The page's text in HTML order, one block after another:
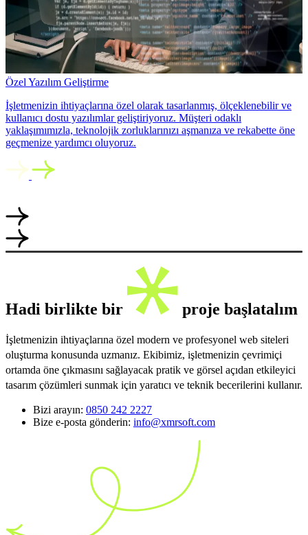
Özel Yazılım Geliştirme
İşletmenizin ihtiyaçlarına özel olarak tasarlanmış, ölçeklenebilir ve
kullanıcı dostu yazılımlar geliştiriyoruz. Müşteri odaklı
yaklaşımımızla, teknolojik zorluklarınızı aşmanıza ve rekabette öne
geçmenize yardımcı oluyoruz.
Hadi birlikte bir proje başlatalım
İşletmenizin ihtiyaçlarına özel modern ve profesyonel web siteleri
oluşturma konusunda uzmanız. Ekibimiz, işletmenizin çevrimiçi
ortamda öne çıkmasını sağlayacak pratik ve görsel açıdan etkileyici
tasarım çözümleri sunmak için yaratıcı ve teknik becerilerini kullanır.
Bizi arayın: 0850 242 2227
Bize e-posta gönderin: info@xmrsoft.com